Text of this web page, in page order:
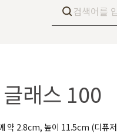
미컬을 고객님이 직
. 최소5kg부터 브랜
Select
상품후기
오프라인 스토어
래스 100
약 2.8cm, 높이 11.5cm (디퓨